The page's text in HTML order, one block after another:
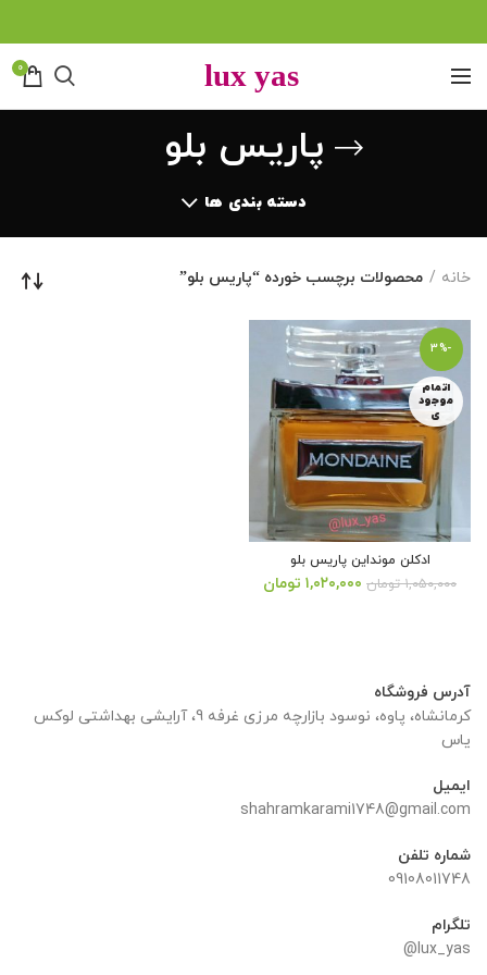
0
پاریس بلو
دسته بندی ها
خانه محصولات برچسب خورده “پاریس بلو”
-3%
اتمام
موجود
ی
ادکلن مونداین پاریس بلو
۱,۰۵۰,۰۰۰ تومان قیمت
۱,۰۲۰,۰۰۰ تومان
آدرس فروشگاه
کرمانشاه، پاوه، نوسود بازارچه مرزی غرفه 9، آرایشی بهداشتی لوکس
یاس
ایمیل
shahramkarami1748@gmail.com
شماره تلفن
09108011748
تلگرام
lux_yas@